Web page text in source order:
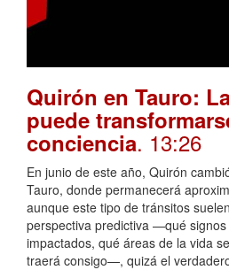
Quirón en Tauro:
puede
conciencia. 13:26
En junio de este año, Quirón
Tauro, donde permanecerá
aunque este tipo de tránsitos
perspectiva predictiva —qué
impactados, qué áreas de la vida
traerá consigo—, quizá el